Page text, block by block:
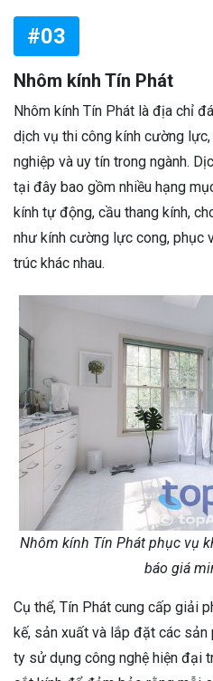
#03
Nhôm kính Tín Phát
Nhôm kính Tín Phát là địa chỉ
dịch vụ thi công kính cường
nghiệp và uy tín trong ngành.
tại đây bao gồm nhiều hạng
kính tự động, cầu thang kính,
như kính cường lực cong, phục
trúc khác nhau.
Nhôm kính Tín Phát phục vụ
báo giá
Cụ thể, Tín Phát cung cấp giải
kế, sản xuất và lắp đặt các
ty sử dụng công nghệ hiện đại